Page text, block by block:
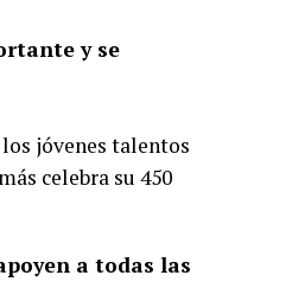
y se
jóvenes talentos
celebra su 450
a todas las